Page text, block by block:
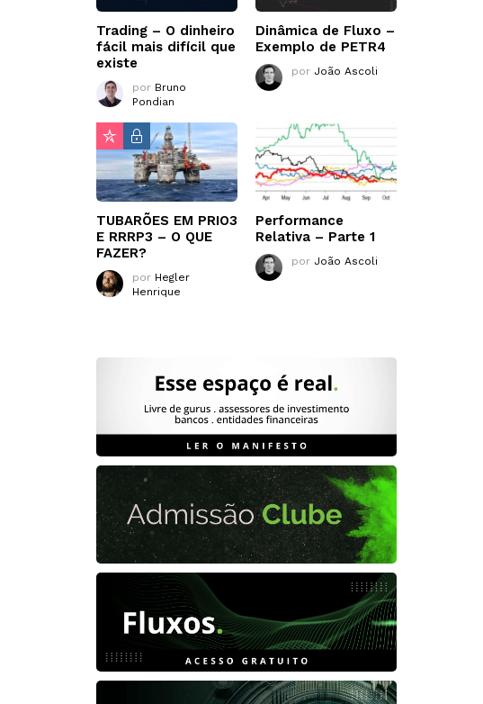
Trading – O dinheiro
fácil mais difícil que
existe
por Bruno
Pondian
Dinâmica de Fluxo –
Exemplo de PETR4
por João Ascoli
TUBARÕES EM PRIO3
E RRRP3 – O QUE
FAZER?
por Hegler
Henrique
Performance
Relativa – Parte 1
por João Ascoli